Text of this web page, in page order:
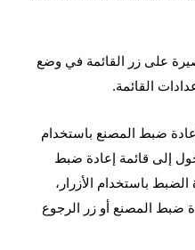
على زر القائمة في وضع
القائمة.
ضبط المصنع باستخدام
إلى قائمة إعادة ضبط
باستخدام الأزرار،
ضبط المصنع أو زر الرجوع